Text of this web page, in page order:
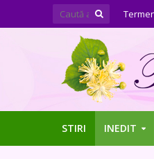
STIRI INEDIT